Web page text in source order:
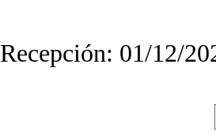
Recepción: 01/12/